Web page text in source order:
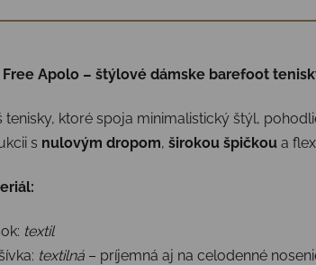
Free Apolo – štýlové dámske barefoot
tenisky, ktoré spoja minimalistický štýl,
s nulovým dropom, širokou špičkou a
textil
textilná – príjemná aj na celodenné